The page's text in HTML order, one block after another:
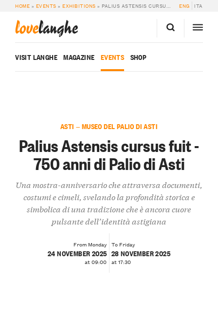
HOME » EVENTS »EXHIBITIONS » PALIUS ASTENSIS CURSUS FUIT – 750 ANNI DI PALIO DI ASTI ENG ITA
lovelanghe
VISIT LANGHE MAGAZINE EVENTS SHOP
ASTI — MUSEO DEL PALIO DI ASTI
Palius Astensis cursus fuit -
750 anni di Palio di Asti
Una mostra-anniversario che attraversa documenti,
costumi e cimeli, svelando la profondità storica e
simbolica di una tradizione che è ancora cuore
pulsante dell’identità astigiana
From Monday
24 NOVEMBER 2025
at 09:00
To Friday
28 NOVEMBER 2025
at 17:30